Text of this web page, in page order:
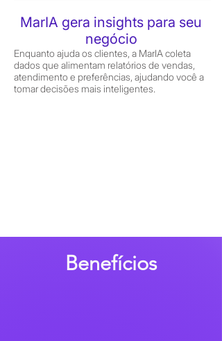
MarIA gera insights para seu
negócio
Enquanto ajuda os clientes, a MarIA coleta
dados que alimentam relatórios de vendas,
atendimento e preferências, ajudando você a
tomar decisões mais inteligentes.
Benefícios